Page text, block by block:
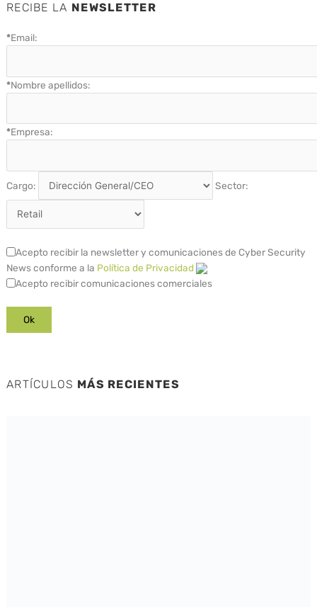
RECIBE LA NEWSLETTER
*Email:
*Nombre apellidos:
*Empresa:
Cargo: Sector:
Acepto recibir la newsletter y comunicaciones de Cyber Security
News conforme a la Política de Privacidad
Acepto recibir comunicaciones comerciales
ARTÍCULOS MÁS RECIENTES